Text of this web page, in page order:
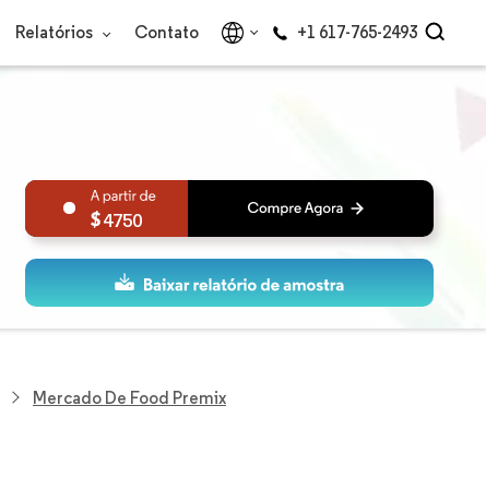
Relatórios Contato +1 617-765-2493
4750
Mercado De Food Premix